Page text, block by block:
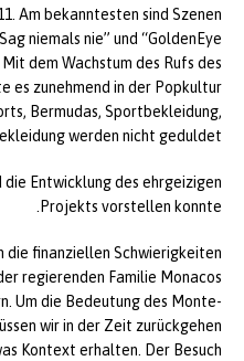
Am bekanntesten sind Szenen
niemals nie” und “GoldenEye”,
dem Wachstum des Rufs des
es zunehmend in der Popkultur,
Bermudas, Sportbekleidung,
werden nicht geduldet.
Entwicklung des ehrgeizigen
Projekts vorstellen konnte.
die finanziellen Schwierigkeiten
regierenden Familie Monacos,
Um die Bedeutung des Monte-
wir in der Zeit zurückgehen
Kontext erhalten. Der Besuch